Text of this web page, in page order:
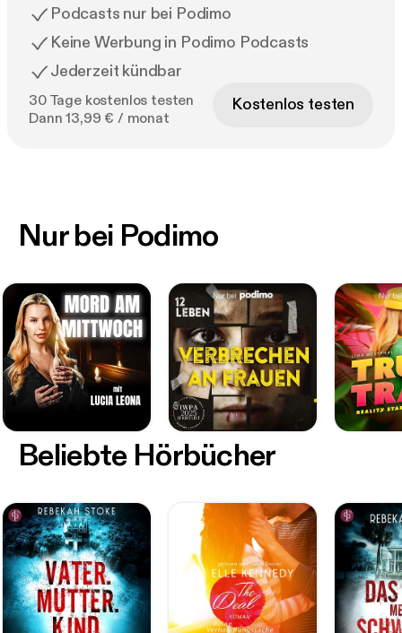
Podcasts nur bei Podimo
Keine Werbung in Podimo Podcasts
Jederzeit kündbar
30 Tage kostenlos testen
Dann 13,99 € / monat
Kostenlos testen
Nur bei Podimo
Beliebte Hörbücher